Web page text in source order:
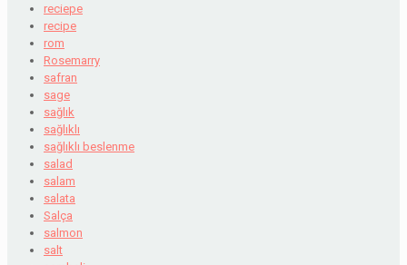
reciepe
recipe
rom
Rosemarry
safran
sage
sağlık
sağlıklı
sağlıklı beslenme
salad
salam
salata
Salça
salmon
salt